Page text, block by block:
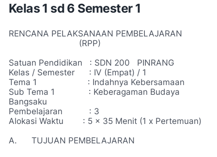
Kelas 1 sd 6 Semester 1
RENCANA PELAKSANAAN PEMBELAJARAN
(RPP)
Satuan Pendidikan : SDN 200 PINRANG
Kelas / Semester : IV (Empat) / 1
Tema 1 : Indahnya Kebersamaan
Sub Tema 1 : Keberagaman Budaya
Bangsaku
Pembelajaran : 3
Alokasi Waktu : 5 x 35 Menit (1 x Pertemuan)
A. TUJUAN PEMBELAJARAN